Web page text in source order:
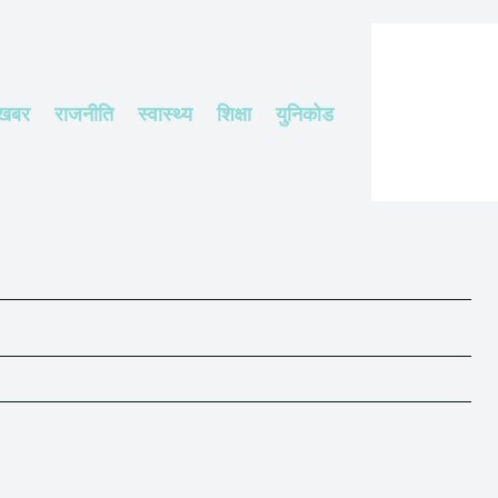
राजनीति स्वास्थ्य शिक्षा युनिकोड